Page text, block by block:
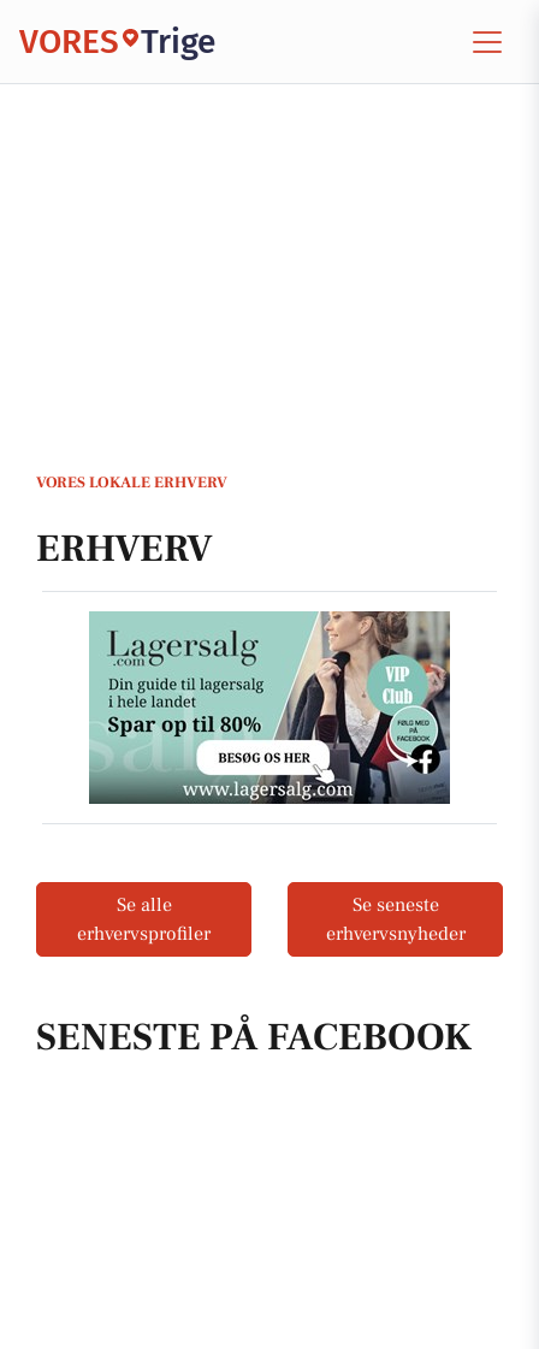
VORES Trige
VORES LOKALE ERHVERV
SENESTE PÅ FACEBOOK
ERHVERV
Se alle
erhvervsprofiler
Se seneste
erhvervsnyheder